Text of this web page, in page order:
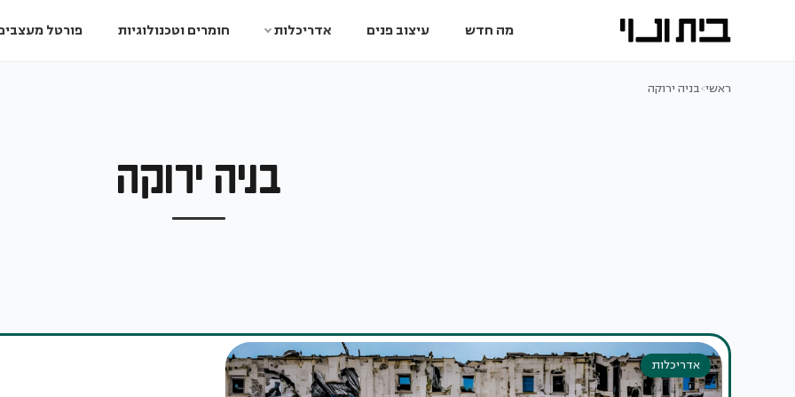
מה חדש עיצוב פנים אדריכלות חומרים וטכנולוגיות פורטל
ראשי>בניה ירוקה
בניה ירוקה
אדריכלות